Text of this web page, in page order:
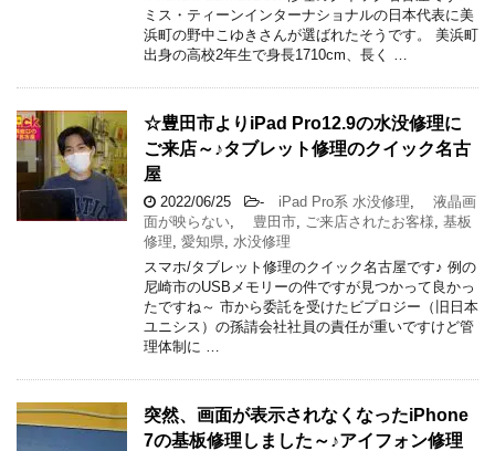
ミス・ティーンインターナショナルの日本代表に美
浜町の野中こゆきさんが選ばれたそうです。 美浜町
出身の高校2年生で身長1710cm、長く …
☆豊田市よりiPad Pro12.9の水没修理に
ご来店～♪タブレット修理のクイック名古
屋
2022/06/25 - iPad Pro系 水没修理
液晶画
面が映らない
豊田市 ご来店されたお客様 基板
修理 愛知県
水没修理
スマホ/タブレット修理のクイック名古屋です♪ 例の
尼崎市のUSBメモリーの件ですが見つかって良かっ
たですね～ 市から委託を受けたビプロジー（旧日本
ユニシス）の孫請会社社員の責任が重いですけど管
理体制に …
突然、画面が表示されなくなったiPhone
7の基板修理しました～♪アイフォン修理